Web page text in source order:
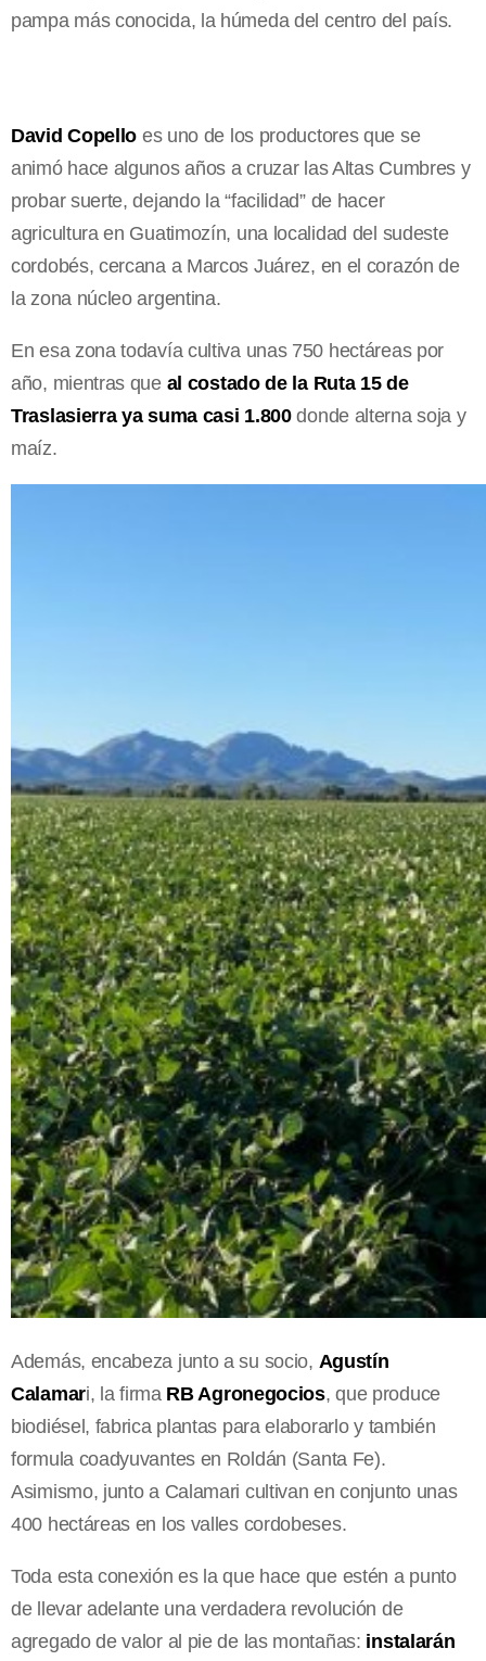
pampa más conocida, la húmeda del centro del país.
David Copello es uno de los productores que se
animó hace algunos años a cruzar las Altas Cumbres y
probar suerte, dejando la “facilidad” de hacer
agricultura en Guatimozín, una localidad del sudeste
cordobés, cercana a Marcos Juárez, en el corazón de
la zona núcleo argentina.
En esa zona todavía cultiva unas 750 hectáreas por
año, mientras que al costado de la Ruta 15 de
Traslasierra ya suma casi 1.800donde alterna soja y
maíz.
Además, encabeza junto a su socio, Agustín
Calamari, la firma RB Agronegocios, que produce
biodiésel, fabrica plantas para elaborarlo y también
formula coadyuvantes en Roldán (Santa Fe).
Asimismo, junto a Calamari cultivan en conjunto unas
400 hectáreas en los valles cordobeses.
Toda esta conexión es la que hace que estén a punto
de llevar adelante una verdadera revolución de
agregado de valor al pie de las montañas: instalarán